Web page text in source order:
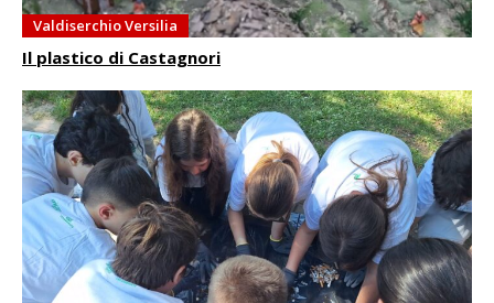
Valdiserchio Versilia
Il plastico di Castagnori